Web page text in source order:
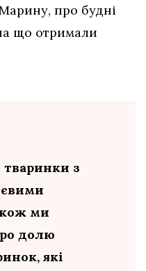
про будні
що отримали
тваринки з
ми
долю
які